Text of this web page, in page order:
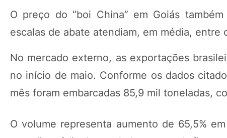
O preço do “boi China” em Goiás
escalas de abate atendiam, em média, entre
No mercado externo, as exportações
no início de maio. Conforme os dados
mês foram embarcadas 85,9 mil toneladas,
O volume representa aumento de 65,5%